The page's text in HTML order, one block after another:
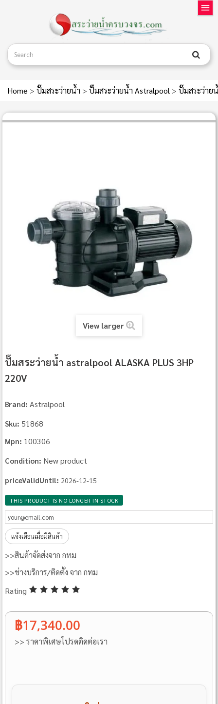
Home > ปั๊มสระว่ายน้ำ > ปั๊มสระว่ายน้ำ Astralpool > ปั๊มสระว่าย
View larger
ปั๊มสระว่ายน้ำ astralpool ALASKA PLUS 3HP
220V
Brand: Astralpool
Sku: 51868
Mpn: 100306
Condition: New product
priceValidUntil: 2026-12-15
THIS PRODUCT IS NO LONGER IN STOCK
แจ้งเตือนเมื่อมีสินค้า
>>สินค้าจัดส่งจาก กทม
>>ช่างบริการ/ติดตั้ง จาก กทม
Rating
฿17,340.00
>> ราคาพิเศษโปรดติดต่อเรา